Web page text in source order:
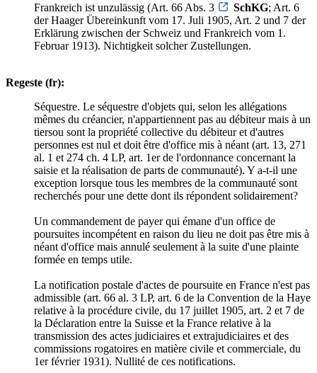
Frankreich ist unzulässig (Art. 66 Abs. 3
SchKG; Art. 6
der Haager Übereinkunft vom 17. Juli 1905, Art. 2 und 7 der
Erklärung zwischen der Schweiz und Frankreich vom 1.
Februar 1913). Nichtigkeit solcher Zustellungen.
Regeste (fr):
Séquestre. Le séquestre d'objets qui, selon les allégations
mêmes du créancier, n'appartiennent pas au débiteur mais à un
tiersou sont la propriété collective du débiteur et d'autres
personnes est nul et doit être d'office mis à néant (art. 13, 271
al. 1 et 274 ch. 4 LP, art. 1er de l'ordonnance concernant la
saisie et la réalisation de parts de communauté). Y a-t-il une
exception lorsque tous les membres de la communauté sont
recherchés pour une dette dont ils répondent solidairement?
Un commandement de payer qui émane d'un office de
poursuites incompétent en raison du lieu ne doit pas être mis à
néant d'office mais annulé seulement à la suite d'une plainte
formée en temps utile.
La notification postale d'actes de poursuite en France n'est pas
admissible (art. 66 al. 3 LP, art. 6 de la Convention de la Haye
relative à la procédure civile, du 17 juillet 1905, art. 2 et 7 de
la Déclaration entre la Suisse et la France relative à la
transmission des actes judiciaires et extrajudiciaires et des
commissions rogatoires en matière civile et commerciale, du
1er février 1931). Nullité de ces notifications.